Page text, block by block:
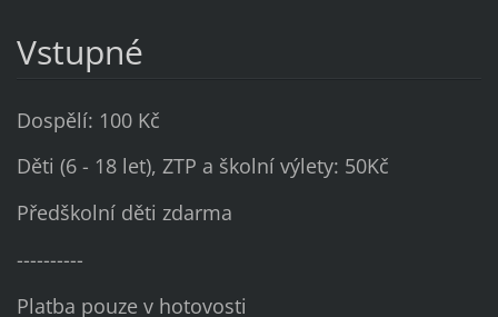
Vstupné
Dospělí: 100 Kč
Děti (6 - 18 let), ZTP a školní výlety: 50Kč
Předškolní děti zdarma
----------
Platba pouze v hotovosti